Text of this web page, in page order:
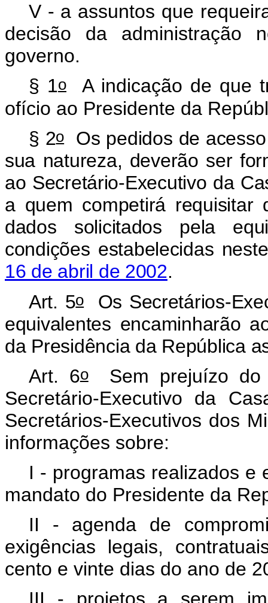
V - a assuntos que
decisão da administração
governo.
§ 1o A indicação de que
ofício ao Presidente da
§ 2oOs pedidos de acesso
sua natureza, deverão ser
ao Secretário-Executivo da
a quem competirá requisitar
dados solicitados pela
condições estabelecidas
16 de abril de 2002.
Art. 5oOs Secretários-
equivalentes encaminharão
da Presidência da República
Art. 6oSem prejuízo do
Secretário-Executivo da
Secretários-Executivos dos
informações sobre:
I - programas realizados e
mandato do Presidente da
II - agenda de
exigências legais,
cento e vinte dias do ano de